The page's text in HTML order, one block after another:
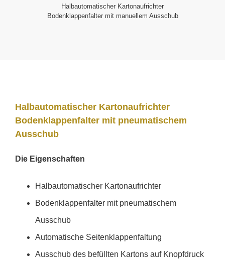
Halbautomatischer Kartonaufrichter
Bodenklappenfalter mit manuellem Ausschub
Halbautomatischer Kartonaufrichter
Bodenklappenfalter mit pneumatischem
Ausschub
Die Eigenschaften
Halbautomatischer Kartonaufrichter
Bodenklappenfalter mit pneumatischem
Ausschub
Automatische Seitenklappenfaltung
Ausschub des befüllten Kartons auf Knopfdruck